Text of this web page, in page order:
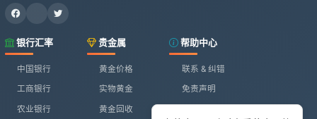
银行汇率
中国银行
工商银行
农业银行
贵金属
黄金价格
实物黄金
黄金回收
帮助中心
联系 & 纠错
免责声明